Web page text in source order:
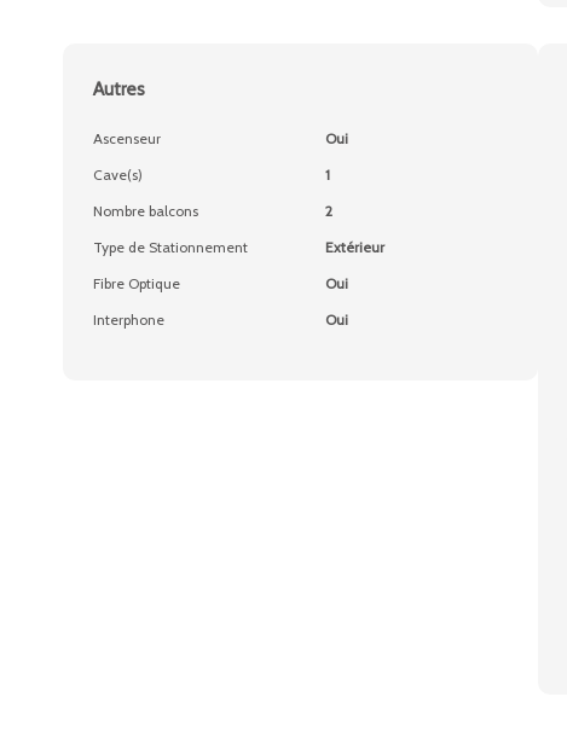
Autres
Ascenseur
Oui
Cave(s)
1
Nombre balcons
2
Type de Stationnement
Extérieur
Fibre Optique
Oui
Interphone
Oui